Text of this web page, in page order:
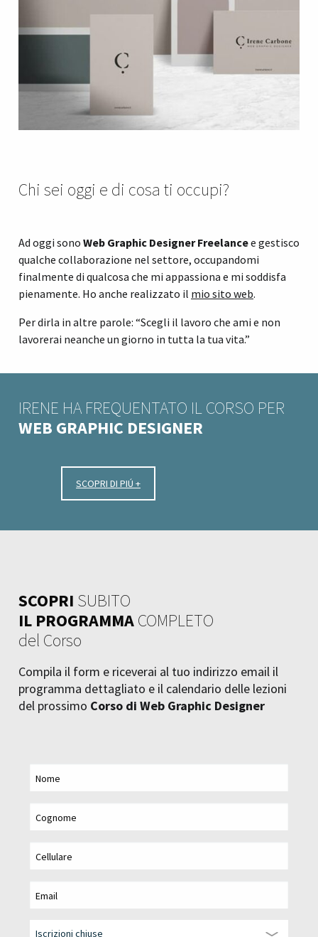
Chi sei oggi e di cosa ti occupi?
Ad oggi sono Web Graphic Designer Freelancee gestisco
qualche collaborazione nel settore, occupandomi
finalmente di qualcosa che mi appassiona e mi soddisfa
pienamente. Ho anche realizzato il mio sito web.
Per dirla in altre parole: “Scegli il lavoro che ami e non
lavorerai neanche un giorno in tutta la tua vita.”
IRENE HA FREQUENTATO IL CORSO PER
WEB GRAPHIC DESIGNER
SCOPRI DI PIÚ +
SCOPRI SUBITO
IL PROGRAMMACOMPLETO
del Corso
Compila il form e riceverai al tuo indirizzo email il
programma dettagliato e il calendario delle lezioni
del prossimo Corso di Web Graphic Designer